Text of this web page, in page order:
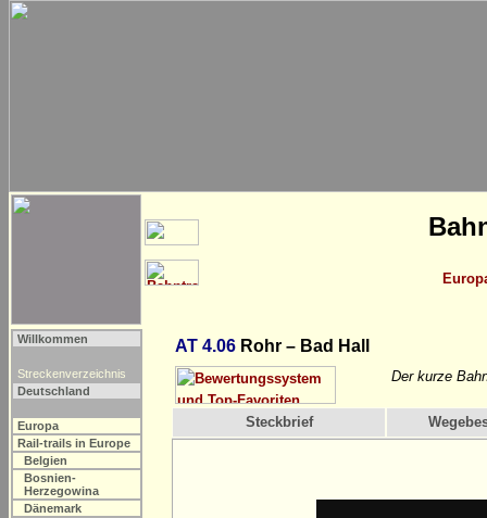
Willkommen
Streckenverzeichnis
Deutschland
Europa
Rail-trails in Europe
Belgien
Bosnien-
Herzegowina
Dänemark
AT 4.06 Rohr – Bad Hall
Der kurze
Steckbrief